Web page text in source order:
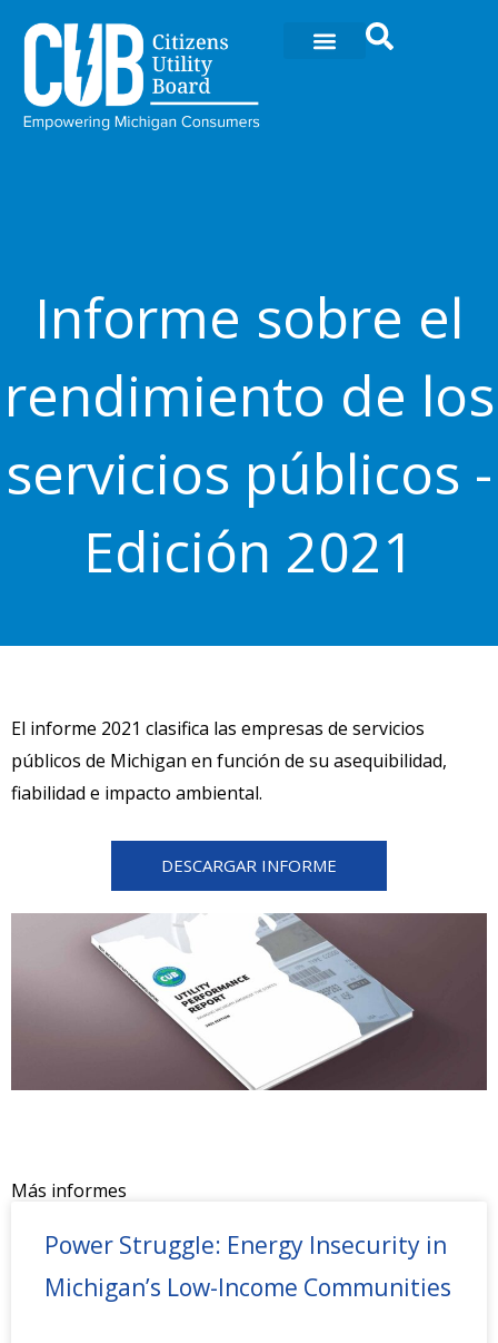
contenido
Informe sobre el
rendimiento de los
servicios públicos -
Edición 2021
El informe 2021 clasifica las empresas de servicios
públicos de Michigan en función de su asequibilidad,
fiabilidad e impacto ambiental.
DESCARGAR INFORME
Más informes
Power Struggle: Energy Insecurity in
Michigan’s Low-Income Communities